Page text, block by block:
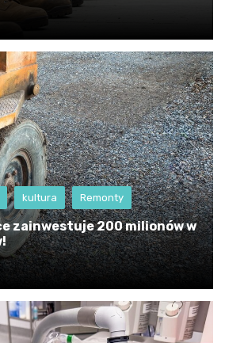
kultura Remonty
zainwestuje 200 milionów w